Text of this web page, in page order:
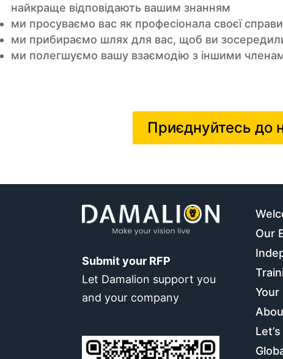
найкраще відповідають вашим знанням
ми просуваємо вас як професіонала своєї
ми прибираємо шлях для вас, щоб ви
ми полегшуємо вашу взаємодію з іншими
Приєднуйтесь до
Submit your RFP
Let Damalion support you
and your company
Our
Your